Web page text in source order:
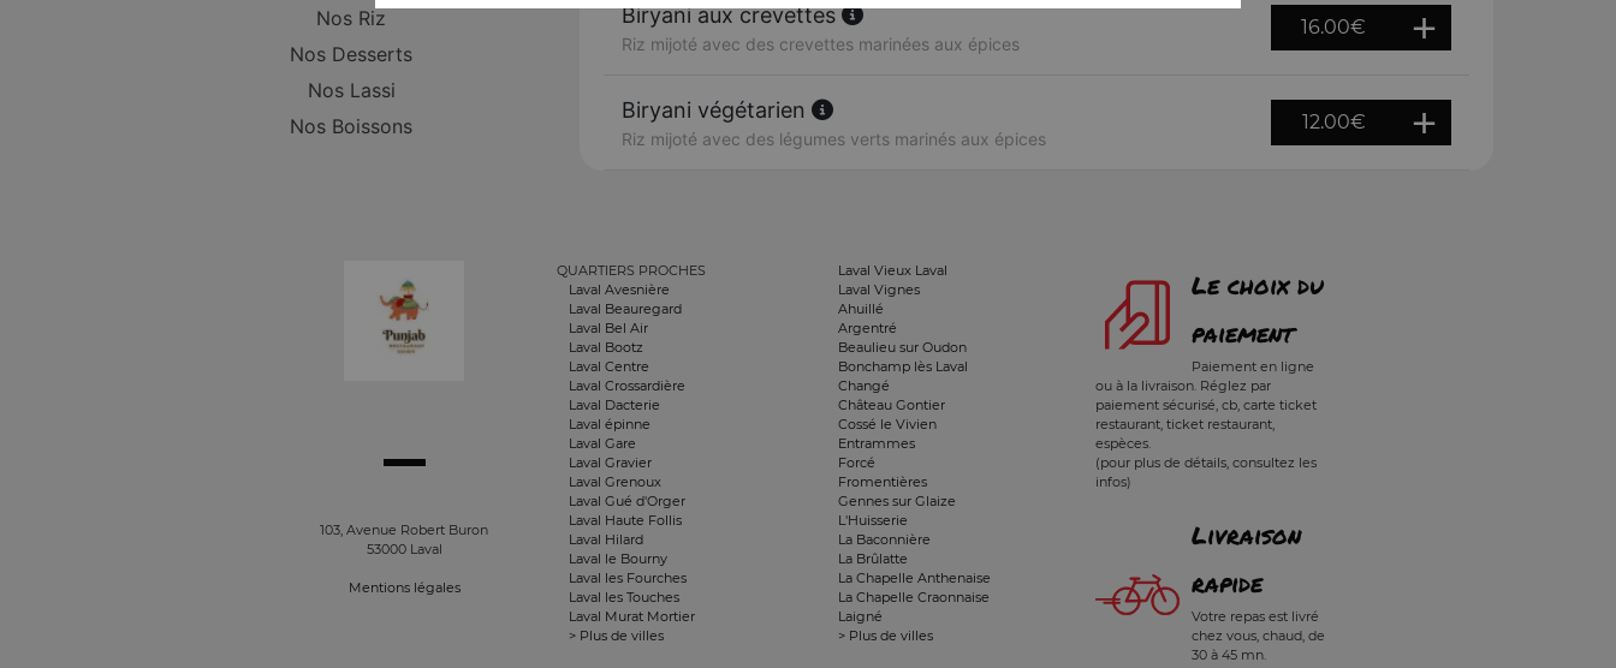
Nos Riz
Nos Desserts
Nos Lassi
Nos Boissons
Biryani aux crevettes
Riz mijoté avec des crevettes marinées aux épices
16.00€
Biryani végétarien
Riz mijoté avec des légumes verts marinés aux épices
12.00€
103, Avenue Robert Buron
53000 Laval
Mentions légales
QUARTIERS PROCHES
Laval Avesnière
Laval Beauregard
Laval Bel Air
Laval Bootz
Laval Centre
Laval Crossardière
Laval Dacterie
Laval épinne
Laval Gare
Laval Gravier
Laval Grenoux
Laval Gué d'Orger
Laval Haute Follis
Laval Hilard
Laval le Bourny
Laval les Fourches
Laval les Touches
Laval Murat Mortier
> Plus de villes
Laval Vieux Laval
Laval Vignes
Ahuillé
Argentré
Beaulieu sur Oudon
Bonchamp lès Laval
Changé
Château Gontier
Cossé le Vivien
Entrammes
Forcé
Fromentières
Gennes sur Glaize
L'Huisserie
La Baconnière
La Brûlatte
La Chapelle Anthenaise
La Chapelle Craonnaise
Laigné
> Plus de villes
Le choix du
paiement
Paiement en ligne
ou à la livraison. Réglez par
paiement sécurisé, cb, carte ticket
restaurant, ticket restaurant,
espèces.
(pour plus de détails, consultez les
infos)
Livraison
rapide
Votre repas est livré
chez vous, chaud, de
30 à 45 mn.